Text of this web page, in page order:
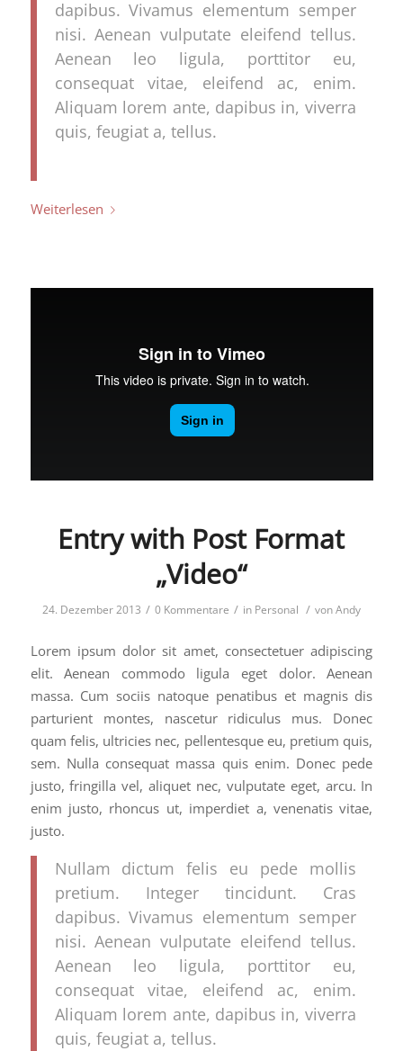
dapibus. Vivamus elementum semper
nisi. Aenean vulputate eleifend tellus.
Aenean leo ligula, porttitor eu,
consequat vitae, eleifend ac, enim.
Aliquam lorem ante, dapibus in, viverra
quis, feugiat a, tellus.
Weiterlesen
Entry with Post Format
„Video“
24. Dezember 2013 / 0 Kommentare / in Personal / vonAndy
Lorem ipsum dolor sit amet, consectetuer adipiscing
elit. Aenean commodo ligula eget dolor. Aenean
massa. Cum sociis natoque penatibus et magnis dis
parturient montes, nascetur ridiculus mus. Donec
quam felis, ultricies nec, pellentesque eu, pretium quis,
sem. Nulla consequat massa quis enim. Donec pede
justo, fringilla vel, aliquet nec, vulputate eget, arcu. In
enim justo, rhoncus ut, imperdiet a, venenatis vitae,
justo.
Nullam dictum felis eu pede mollis
pretium. Integer tincidunt. Cras
dapibus. Vivamus elementum semper
nisi. Aenean vulputate eleifend tellus.
Aenean leo ligula, porttitor eu,
consequat vitae, eleifend ac, enim.
Aliquam lorem ante, dapibus in, viverra
quis, feugiat a, tellus.